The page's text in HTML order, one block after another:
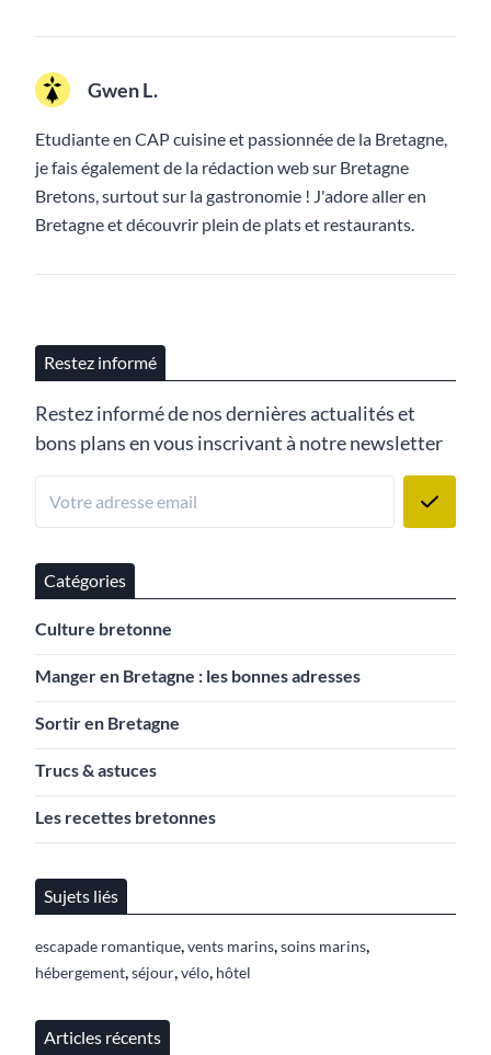
Gwen L.
Etudiante en CAP cuisine et passionnée de la Bretagne,
je fais également de la rédaction web sur Bretagne
Bretons, surtout sur la gastronomie ! J'adore aller en
Bretagne et découvrir plein de plats et restaurants.
Restez informé
Restez informé de nos dernières actualités et
bons plans en vous inscrivant à notre newsletter
Catégories
Culture bretonne
Manger en Bretagne : les bonnes adresses
Sortir en Bretagne
Trucs & astuces
Les recettes bretonnes
Sujets liés
escapade romantique vents marins soins marins
hébergement séjour vélo hôtel
Articles récents